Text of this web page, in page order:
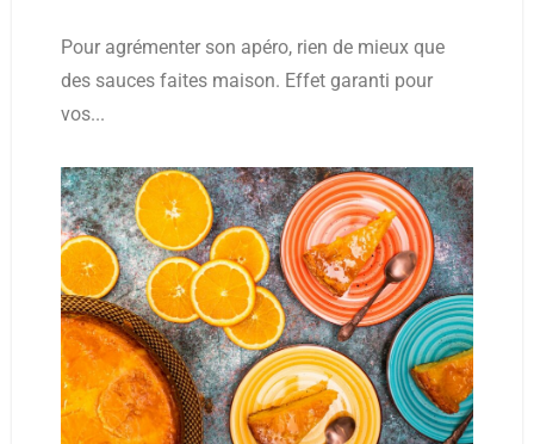
Pour agrémenter son apéro, rien de mieux que
des sauces faites maison. Effet garanti pour
vos...